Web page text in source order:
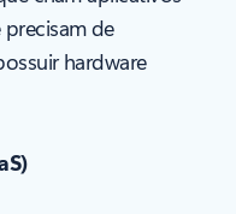
de
hardware